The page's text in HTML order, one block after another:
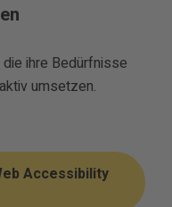
ihre Bedürfnisse
umsetzen.
Accessibility